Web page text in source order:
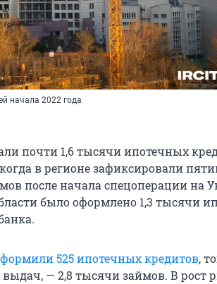
начала 2022 года
почти 1,6 тысячи ипотечных
в регионе зафиксировали
после начала спецоперации на
было оформлено 1,3 тысячи
525 ипотечных кредитов,
— 2,8 тысячи займов. В рост